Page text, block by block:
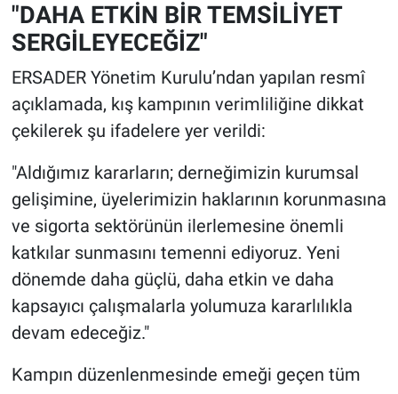
"DAHA ETKİN BİR TEMSİLİYET
SERGİLEYECEĞİZ"
ERSADER Yönetim Kurulu’ndan yapılan resmî
açıklamada, kış kampının verimliliğine dikkat
çekilerek şu ifadelere yer verildi:
"Aldığımız kararların; derneğimizin kurumsal
gelişimine, üyelerimizin haklarının korunmasına
ve sigorta sektörünün ilerlemesine önemli
katkılar sunmasını temenni ediyoruz. Yeni
dönemde daha güçlü, daha etkin ve daha
kapsayıcı çalışmalarla yolumuza kararlılıkla
devam edeceğiz."
Kampın düzenlenmesinde emeği geçen tüm